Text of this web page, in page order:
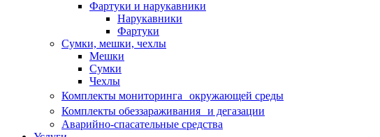
Фартуки и нарукавники
Нарукавники
Фартуки
Сумки, мешки, чехлы
Мешки
Сумки
Чехлы
Комплекты мониторинга окружающей среды
Комплекты обеззараживания и дегазации
Аварийно-спасательные средства